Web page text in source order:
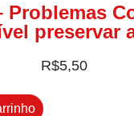
Problemas
preservar
R$5,50